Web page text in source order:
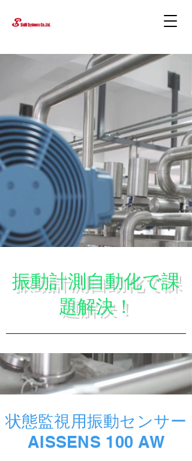
振動計測自動化で課
題解決！
状態監視用振動センサー
AISSENS 100 AW